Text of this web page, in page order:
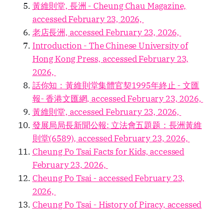
黃維則堂, 長洲 - Cheung Chau Magazine,
accessed February 23, 2026,
老店長洲, accessed February 23, 2026,
Introduction - The Chinese University of
Hong Kong Press, accessed February 23,
2026,
話你知：黃維則堂集體官契1995年終止 - 文匯
報- 香港文匯網, accessed February 23, 2026,
黃維則堂, accessed February 23, 2026,
發展局局長新聞公報: 立法會五題题：長洲黃維
則堂(6589), accessed February 23, 2026,
Cheung Po Tsai Facts for Kids, accessed
February 23, 2026,
Cheung Po Tsai - accessed February 23,
2026,
Cheung Po Tsai - History of Piracy, accessed